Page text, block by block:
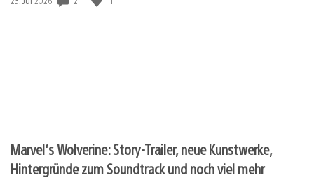
Marvel‘s Wolverine: Story-Trailer, neue Kunstwerke,
Hintergründe zum Soundtrack und noch viel mehr